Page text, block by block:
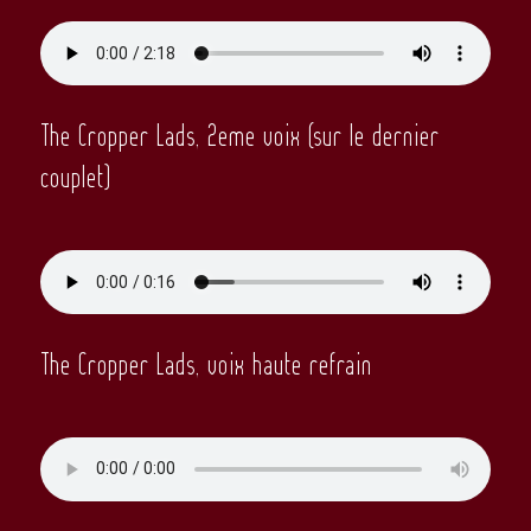
The Cropper Lads, 2eme voix (sur le dernier
couplet)
The Cropper Lads, voix haute refrain